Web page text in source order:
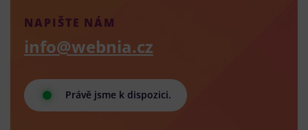
Právě jsme k dispozici.
NAPIŠTE NÁM
info@webnia.cz